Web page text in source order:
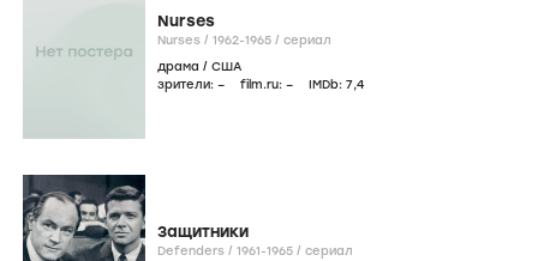
Nurses
Nurses / 1962-1965 / сериал
драма / США
зрители: – film.ru: – IMDb: 7,4
Защитники
Defenders / 1961-1965 / сериал